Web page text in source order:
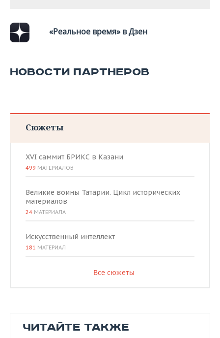
«Реальное время» в Дзен
НОВОСТИ ПАРТНЕРОВ
Сюжеты
XVI саммит БРИКС в Казани
499 МАТЕРИАЛОВ
Великие воины Татарии. Цикл исторических
материалов
24 МАТЕРИАЛА
Искусственный интеллект
181 МАТЕРИАЛ
Все сюжеты
ЧИТАЙТЕ ТАКЖЕ